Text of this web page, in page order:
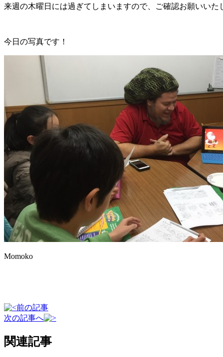
来週の木曜日には過ぎてしまいますので、ご確認お願いいた
今日の写真です！
Momoko
前の記事
次の記事へ
関連記事